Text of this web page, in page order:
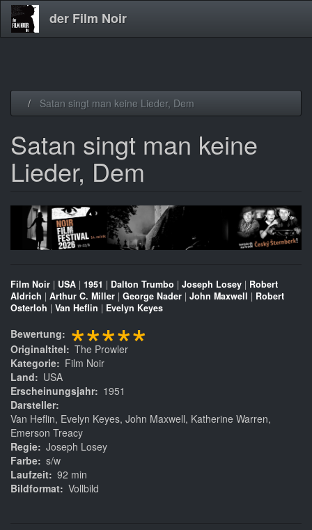
der Film Noir
Satan singt man keine Lieder, Dem
Satan singt man keine
Lieder, Dem
Film Noir | USA | 1951 | Dalton Trumbo | Joseph Losey | Robert
Aldrich | Arthur C. Miller | George Nader | John Maxwell | Robert
Osterloh | Van Heflin | Evelyn Keyes
Bewertung *****
Originaltitel
The Prowler
Kategorie
Film Noir
Land
USA
Erscheinungsjahr
1951
Darsteller
Van Heflin, Evelyn Keyes, John Maxwell, Katherine Warren,
Emerson Treacy
Regie Joseph Losey
Farbe s/w
Laufzeit 92 min
Bildformat Vollbild